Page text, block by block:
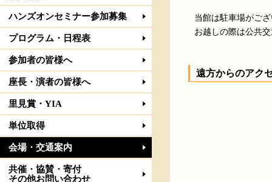
ハンズオンセミナー参加募集
プログラム・日程表
参加者の皆様へ
座長・演者の皆様へ
里見賞・YIA
単位取得
会場・交通案内
共催・協賛・寄付
その他お問い合わせ
当館は駐車場がご
お越しの際は公共
遠方からのアク